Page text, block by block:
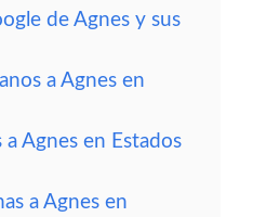
de Agnes y sus
a Agnes en
a Agnes en Estados
a Agnes en